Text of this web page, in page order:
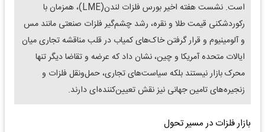
است. نشست هفته اخیر بورس فلزات لندن(LME)، همزمان با
رکوردشکنی قیمت طلا و نقره، رشد چشم‌گیر فلزات صنعتی مانند مس
و آلومینیوم و قرار گرفتن خاک‌های کمیاب در قلب مناقشه تجاری میان
ایالات متحده آمریکا و چین، نشان داد که عرضه و تقاضا دیگر تنها
محرک بازار نیستند بلکه سیاست‌های تجاری، حمل‌و‌نقل فلزات و
زنجیره‌های تامین جهانی نیز نقش تعیین‌کننده‌ای دارند.
بازار فلزات در مسیر تحول